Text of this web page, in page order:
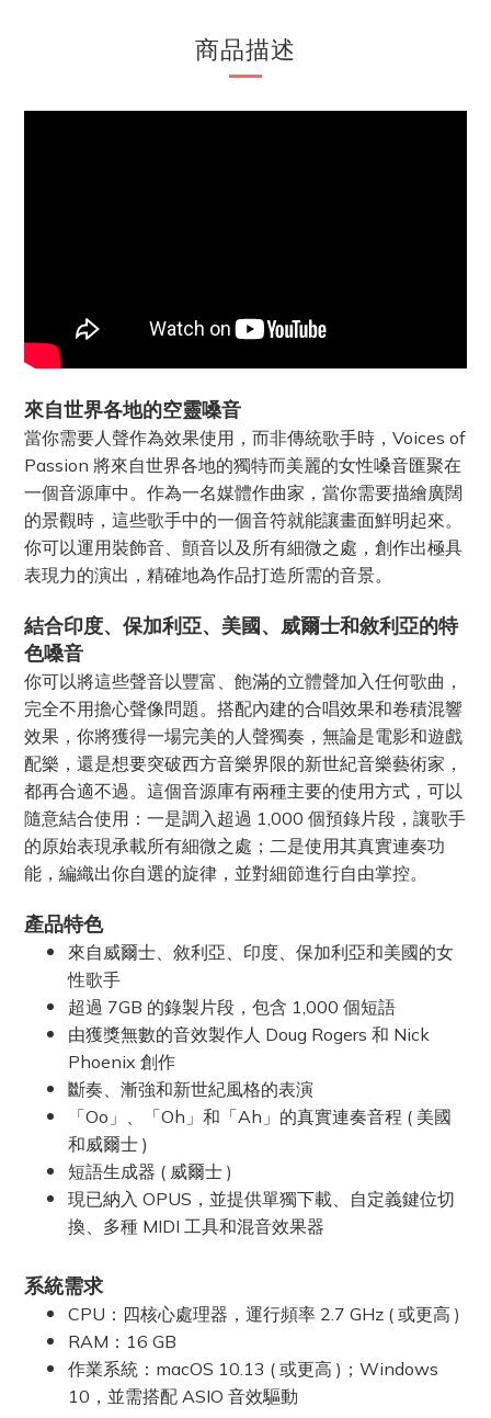
商品描述
來自世界各地的空靈嗓音
當你需要人聲作為效果使用，而非傳統歌手時，Voices of
Passion 將來自世界各地的獨特而美麗的女性嗓音匯聚在
一個音源庫中。作為一名媒體作曲家，當你需要描繪廣闊
的景觀時，這些歌手中的一個音符就能讓畫面鮮明起來。
你可以運用裝飾音、顫音以及所有細微之處，創作出極具
表現力的演出，精確地為作品打造所需的音景。
結合印度、保加利亞、美國、威爾士和敘利亞的特
色嗓音
你可以將這些聲音以豐富、飽滿的立體聲加入任何歌曲，
完全不用擔心聲像問題。搭配內建的合唱效果和卷積混響
效果，你將獲得一場完美的人聲獨奏，無論是電影和遊戲
配樂，還是想要突破西方音樂界限的新世紀音樂藝術家，
都再合適不過。這個音源庫有兩種主要的使用方式，可以
隨意結合使用：一是調入超過 1,000 個預錄片段，讓歌手
的原始表現承載所有細微之處；二是使用其真實連奏功
能，編織出你自選的旋律，並對細節進行自由掌控。
產品特色
來自威爾士、敘利亞、印度、保加利亞和美國的女
性歌手
超過 7GB 的錄製片段，包含 1,000 個短語
由獲獎無數的音效製作人 Doug Rogers 和 Nick
Phoenix 創作
斷奏、漸強和新世紀風格的表演
「Oo」、「Oh」和「Ah」的真實連奏音程 ( 美國
和威爾士 )
短語生成器 ( 威爾士 )
現已納入 OPUS，並提供單獨下載、自定義鍵位切
換、多種 MIDI 工具和混音效果器
系統需求
CPU：四核心處理器，運行頻率 2.7 GHz ( 或更高 )
RAM：16 GB
作業系統：macOS 10.13 ( 或更高 )；Windows
10，並需搭配 ASIO 音效驅動